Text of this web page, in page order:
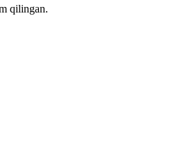
qilingan.